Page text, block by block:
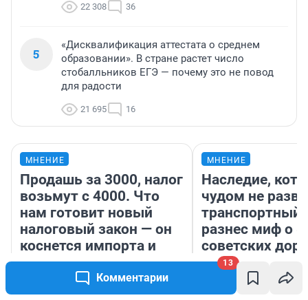
Комментарии
13
22 308 36
5
«Дисквалификация аттестата о среднем
образовании». В стране растет число
стобалльников ЕГЭ — почему это не повод
для радости
21 695 16
МНЕНИЕ
Продашь за 3000, налог
возьмут с 4000. Что
нам готовит новый
налоговый закон — он
коснется импорта и
даже репетиторов
МНЕНИЕ
Наследие,
чудом не
транспортный
разнес миф о
советских